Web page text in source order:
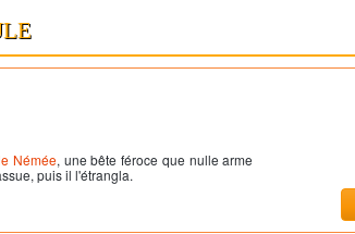
Némée, une bête féroce que nulle arme
puis il l'étrangla.